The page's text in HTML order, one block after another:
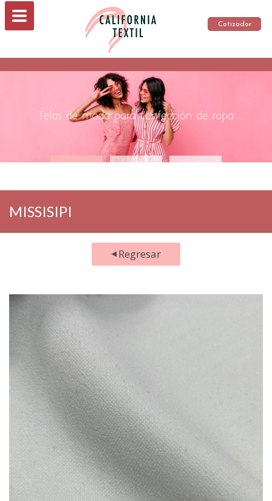
Cotizador
MISSISIPI
Regresar